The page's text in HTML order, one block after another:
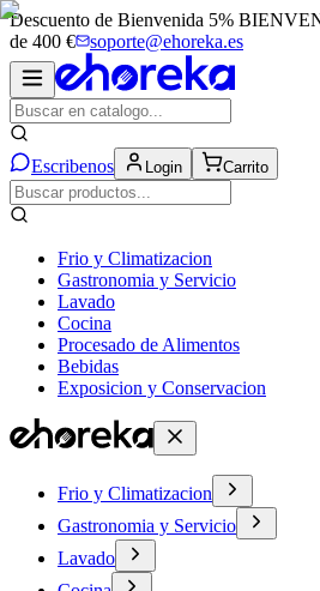
Descuento de Bienvenida 5%
de 400 €
soporte@ehoreka.es
Escribenos Login Carrito
Frio y Climatizacion
Gastronomia y Servicio
Lavado
Cocina
Procesado de Alimentos
Bebidas
Exposicion y Conservacion
Frio y Climatizacion
Gastronomia y Servicio
Lavado